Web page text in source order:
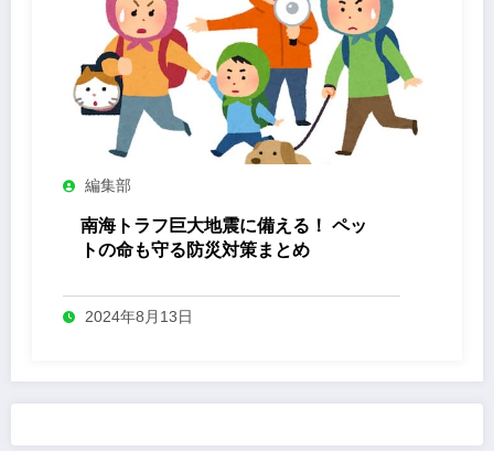
編集部
南海トラフ巨大地震に備える！ ペッ
トの命も守る防災対策まとめ
2024年8月13日